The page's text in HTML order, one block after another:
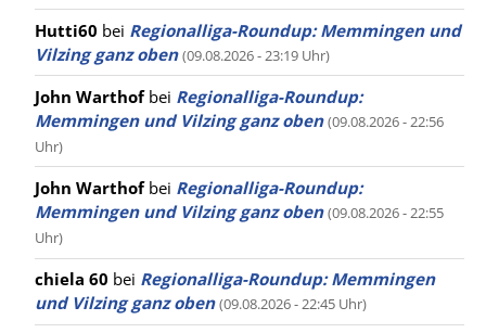
Hutti60 bei Regionalliga-Roundup: Memmingen und
Vilzing ganz oben (09.08.2026 - 23:19 Uhr)
John Warthofbei Regionalliga-Roundup:
Memmingen und Vilzing ganz oben (09.08.2026 - 22:56
Uhr)
John Warthofbei Regionalliga-Roundup:
Memmingen und Vilzing ganz oben (09.08.2026 - 22:55
Uhr)
chiela 60 bei Regionalliga-Roundup: Memmingen
und Vilzing ganz oben (09.08.2026 - 22:45 Uhr)